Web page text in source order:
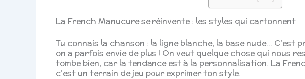
La French Manucure se réinvente : les styles qui cartonnent
Tu connais la chanson : la ligne blanche, la base nude… C’est
on a parfois envie de plus ! On veut quelque chose qui nous
tombe bien, car la tendance est à la personnalisation. La
c’est un terrain de jeu pour exprimer ton style.